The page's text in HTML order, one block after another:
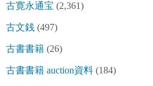
古寛永通宝 (2,361)
古文銭 (497)
古書書籍 (26)
古書書籍 auction資料 (184)